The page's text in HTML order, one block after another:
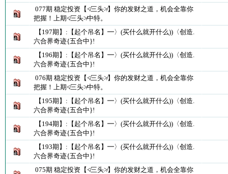
077期 稳定投资【≮三头≯】你的发财之道，机会全靠你
把握！上期≮三头≯中特。
【197期】:【起个吊名】━〉(买什么就开什么))〈创造.
六合界奇迹{五合中}!
【196期】:【起个吊名】━〉(买什么就开什么))〈创造.
六合界奇迹{五合中}!
076期 稳定投资【≮三头≯】你的发财之道，机会全靠你
把握！上期≮三头≯中特。
【195期】:【起个吊名】━〉(买什么就开什么))〈创造.
六合界奇迹{五合中}!
【194期】:【起个吊名】━〉(买什么就开什么))〈创造.
六合界奇迹{五合中}!
【193期】:【起个吊名】━〉(买什么就开什么))〈创造.
六合界奇迹{五合中}!
075期 稳定投资【≮三头≯】你的发财之道，机会全靠你